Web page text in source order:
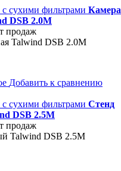
сухими фильтрами Камера
DSB 2.0M
продаж
Добавить к сравнению
сухими фильтрами Стенд
DSB 2.5M
продаж